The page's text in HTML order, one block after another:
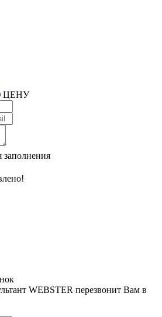
ЦЕНУ
заполнения
WEBSTER перезвонит Вам в